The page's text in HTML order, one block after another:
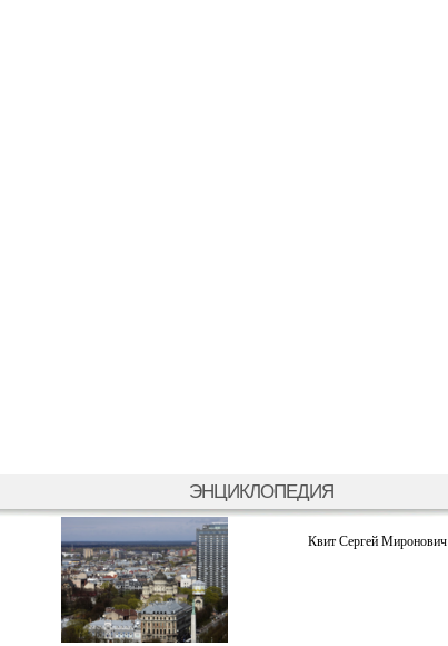
ЭНЦИКЛОПЕДИЯ
Квит Сергей Миронович